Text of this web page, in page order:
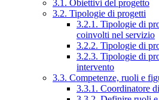
3.1. Obiettivi del progetto
3.2. Tipologie di progetti
3.2.1. Tipologie di
coinvolti nel servizio
3.2.2. Tipologie di
3.2.3. Tipologie di
intervento
3.3. Competenze, ruoli e
3.3.1. Coordinatore